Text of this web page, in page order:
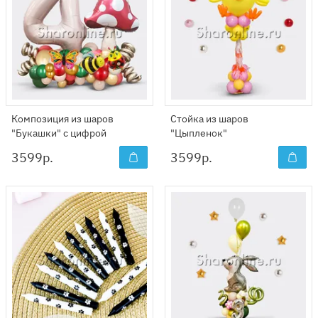
Композиция из шаров
"Букашки" с цифрой
3599р.
Стойка из шаров
"Цыпленок"
3599р.